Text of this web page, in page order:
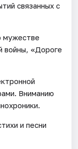
связанных с
мужестве
войны, «Дороге
Вниманию
и песни